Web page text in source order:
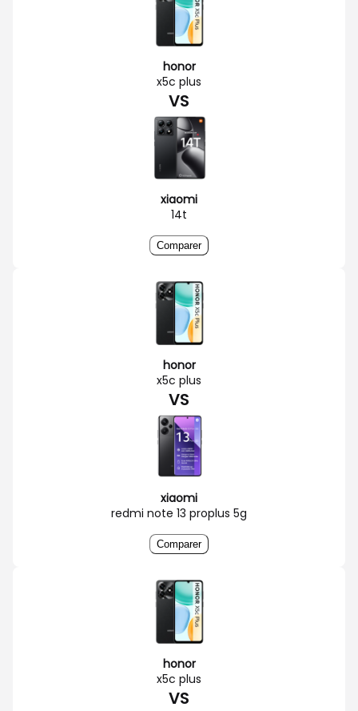
honor
x5c plus
VS
xiaomi
14t
Comparer
honor
x5c plus
VS
xiaomi
redmi note 13 proplus 5g
Comparer
honor
x5c plus
VS